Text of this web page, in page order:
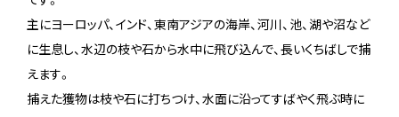
主にヨーロッパ、インド、東南アジアの海岸、河川、池、湖や沼など
に生息し、水辺の枝や石から水中に飛び込んで、長いくちばしで捕
えます。
捕えた獲物は枝や石に打ちつけ、水面に沿ってすばやく飛ぶ時に